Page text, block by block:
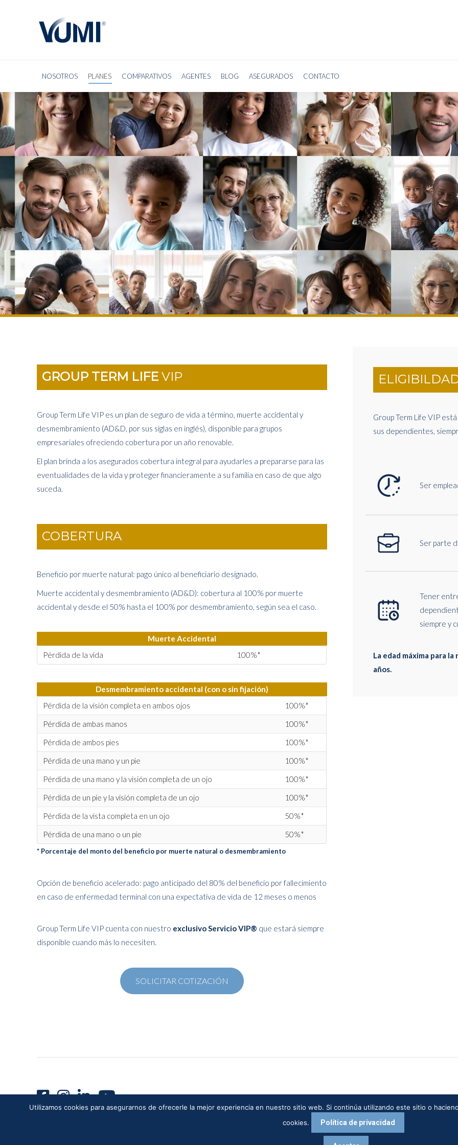
NOSOTROS PLANES COMPARATIVOS AGENTES BLOG ASEGURADOS CONTACTO
GROUP TERM LIFE VIP
Group Term Life VIP es un plan de seguro de vida a término, muerte accidental y
desmembramiento (AD&D, por sus siglas en inglés), disponible para grupos
empresariales ofreciendo cobertura por un año renovable.
El plan brinda a los asegurados cobertura integral para ayudarles a prepararse para las
eventualidades de la vida y proteger financieramente a su familia en caso de que algo
suceda.
COBERTURA
Beneficio por muerte natural: pago único al beneficiario designado.
Muerte accidental y desmembramiento (AD&D): cobertura al 100% por muerte
accidental y desde el 50% hasta el 100% por desmembramiento, según sea el caso.
Muerte Accidental
Pérdida de la vida
100%*
Desmembramiento accidental (con o sin fijación)
Pérdida de la visión completa en ambos ojos
100%*
Pérdida de ambas manos
100%*
Pérdida de ambos pies
100%*
Pérdida de una mano y un pie
100%*
Pérdida de una mano y la visión completa de un ojo
100%*
Pérdida de un pie y la visión completa de un ojo
100%*
Pérdida de la vista completa en un ojo
50%*
Pérdida de una mano o un pie
50%*
* Porcentaje del monto del beneficio por muerte natural o desmembramiento
Opción de beneficio acelerado: pago anticipado del 80% del beneficio por fallecimiento
en caso de enfermedad terminal con una expectativa de vida de 12 meses o menos
Group Term Life VIP cuenta con nuestro exclusivo Servicio VIP® que estará siempre
disponible cuando más lo necesiten.
SOLICITAR COTIZACIÓN
Group Term Life VIP
sus dependientes,
Ser
Ser parte
Tener
siempre y
La edad máxima para
años.
Utilizamos cookies para asegurarnos de ofrecerle la mejor experiencia en nuestro sitio web. Si continúa utilizando este sitio o
cookies.
Política de privacidad